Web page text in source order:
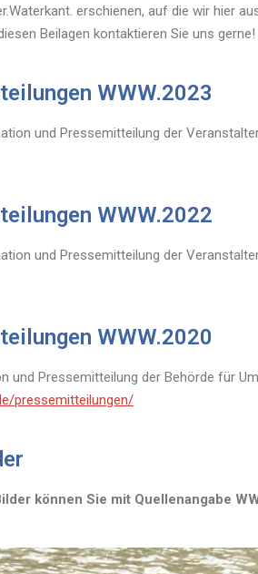
erschienen, auf die wir hier
Beilagen kontaktieren Sie uns gerne!
WWW.2023
und Pressemitteilung der
WWW.2022
und Pressemitteilung der
WWW.2020
und Pressemitteilung der Behörde für
pressemitteilungen/
können Sie mit Quellenangabe